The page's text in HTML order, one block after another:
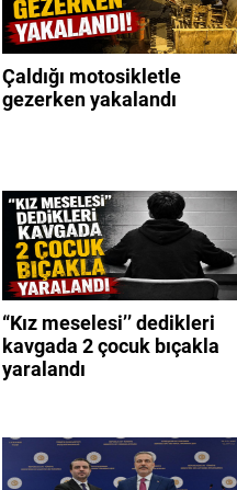
Çaldığı motosikletle
gezerken yakalandı
“Kız meselesi’’ dedikleri
kavgada 2 çocuk bıçakla
yaralandı